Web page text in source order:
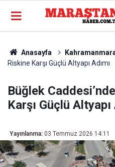
Anasayfa
Riskine Karşı Güçlü Altyapı Adımı
Büğlek
Karşı Güçlü Altyapı
Yayınlanma: 03 Temmuz 2026 14:11